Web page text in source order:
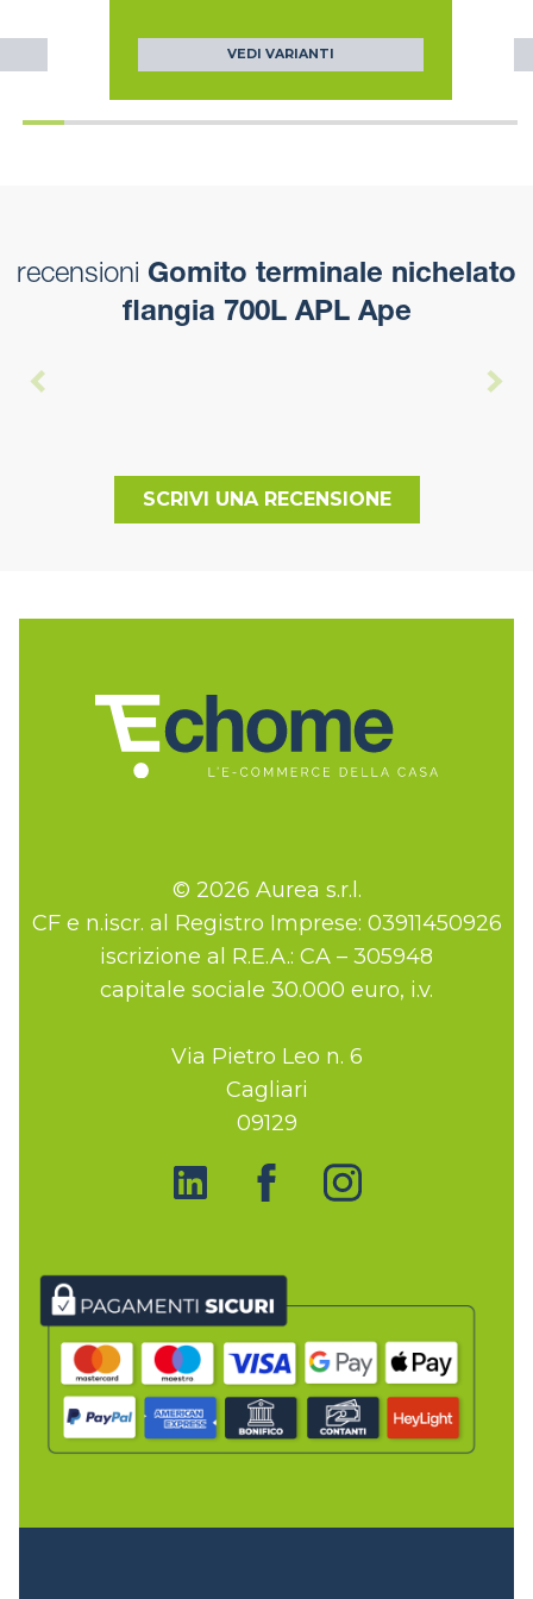
VEDI VARIANTI
recensioni Gomito terminale nichelato
flangia 700L APL Ape
SCRIVI UNA RECENSIONE
© 2026 Aurea s.r.l.
CF e n.iscr. al Registro Imprese: 03911450926
iscrizione al R.E.A.: CA – 305948
capitale sociale 30.000 euro, i.v.
Via Pietro Leo n. 6
Cagliari
09129